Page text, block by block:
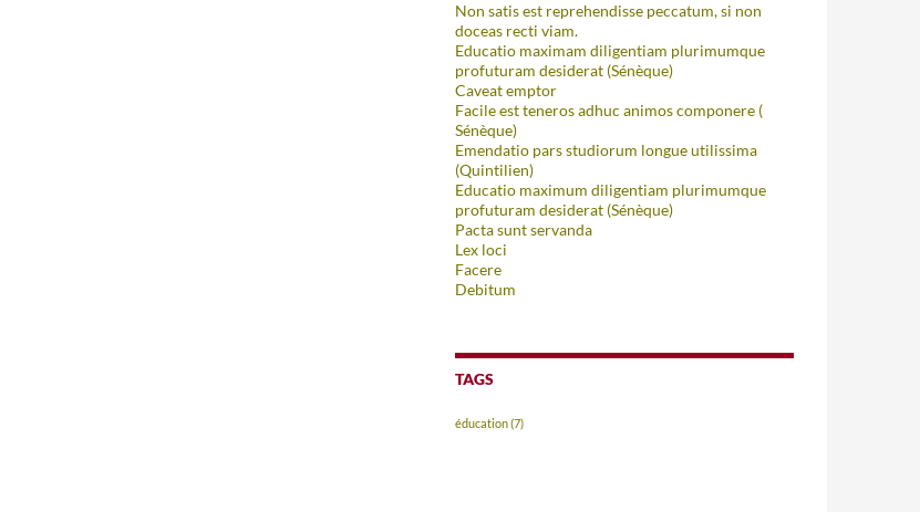
Non satis est reprehendisse peccatum, si non
doceas recti viam.
Educatio maximam diligentiam plurimumque
profuturam desiderat (Sénèque)
Caveat emptor
Facile est teneros adhuc animos componere (
Sénèque)
Emendatio pars studiorum longue utilissima
(Quintilien)
Educatio maximum diligentiam plurimumque
profuturam desiderat (Sénèque)
Pacta sunt servanda
Lex loci
Facere
Debitum
TAGS
éducation(7)